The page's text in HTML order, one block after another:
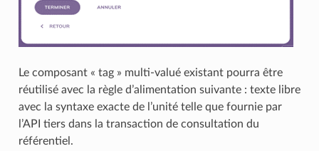
Le composant « tag » multi-valué existant pourra être
réutilisé avec la règle d’alimentation suivante : texte libre
avec la syntaxe exacte de l’unité telle que fournie par
l’API tiers dans la transaction de consultation du
référentiel.